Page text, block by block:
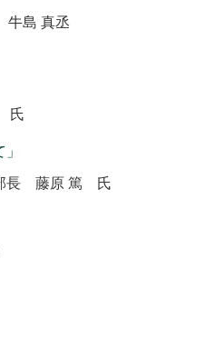
牛島 真丞
氏
長 藤原 篤 氏